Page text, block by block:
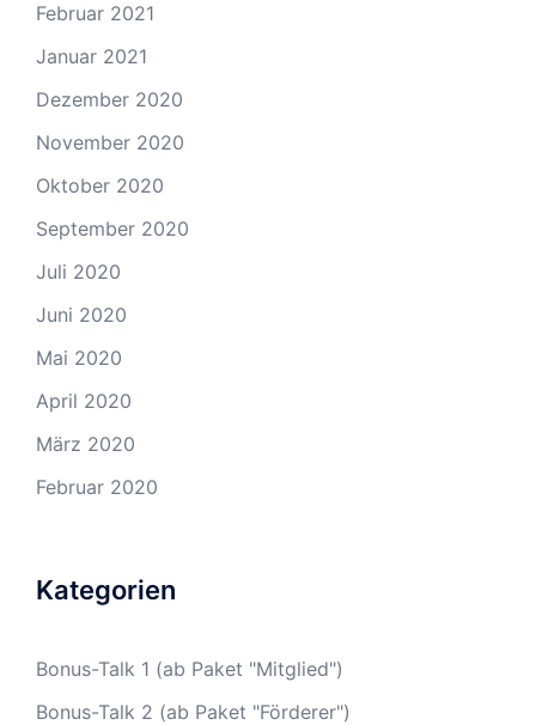
Februar 2021
Januar 2021
Dezember 2020
November 2020
Oktober 2020
September 2020
Juli 2020
Juni 2020
Mai 2020
April 2020
März 2020
Februar 2020
Kategorien
Bonus-Talk 1 (ab Paket "Mitglied")
Bonus-Talk 2 (ab Paket "Förderer")